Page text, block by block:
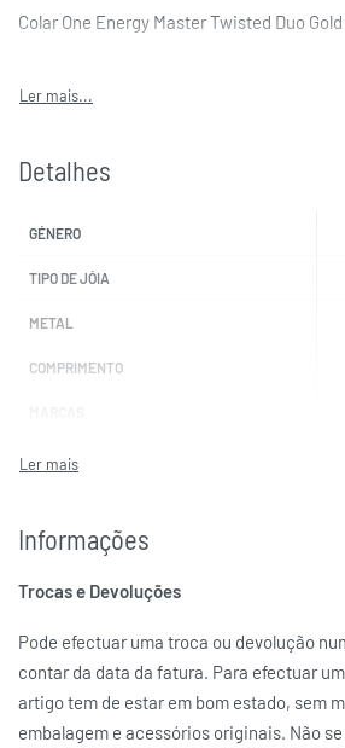
Colar One Energy Master Twisted Duo Gold
Detalhes
GÉNERO
TIPO DE JÓIA
METAL
COMPRIMENTO
Informações
Trocas e Devoluções
Pode efectuar uma troca ou devolução
contar da data da fatura. Para efectuar
artigo tem de estar em bom estado, sem
embalagem e acessórios originais. Não